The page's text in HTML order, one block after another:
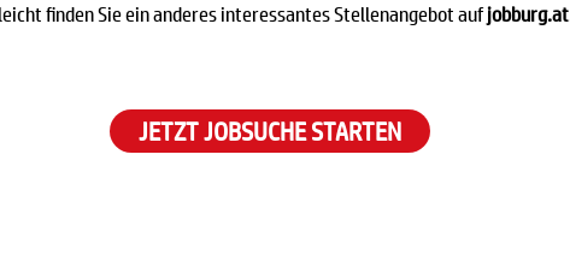
finden Sie ein anderes interessantes Stellenangebot aufjobburg.at.
JETZT JOBSUCHE STARTEN